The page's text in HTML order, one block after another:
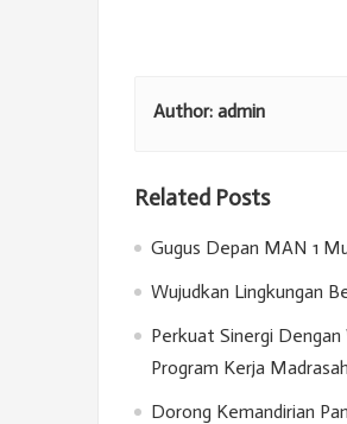
Author: admin
Related Posts
Gugus Depan MAN 1
Wujudkan Lingkungan
Perkuat Sinergi
Program Kerja Madrasah
Dorong Kemandirian